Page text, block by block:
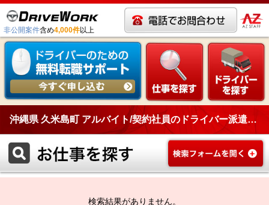
非公開案件含め4,000件以上
沖縄県 久米島町 アルバイト/契約社員のドライバー派遣一覧
検索結果がありません。